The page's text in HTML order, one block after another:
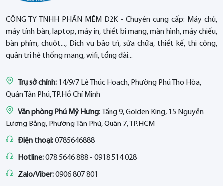
CÔNG TY TNHH PHẦN MỀM D2K - Chuyên cung cấp: Máy chủ,
máy tính bàn, laptop, máy in, thiết bị mạng, màn hình, máy chiếu,
bàn phím, chuột..., Dịch vụ bảo trì, sửa chữa, thiết kế, thi công,
quản trị hệ thống mạng, wifi, tổng đài...
Trụ sở chính: 14/9/7 Lê Thúc Hoạch, Phường Phú Thọ Hòa,
Quận Tân Phú, TP.Hồ Chí Minh
Văn phòng Phú Mỹ Hưng:Tầng 9, Golden King, 15 Nguyễn
Lương Bằng, Phường Tân Phú, Quận 7, TP.HCM
Điện thoại:0785646888
Hotline:078 5646 888 - 0918 514 028
Zalo/Viber:0906 807 801